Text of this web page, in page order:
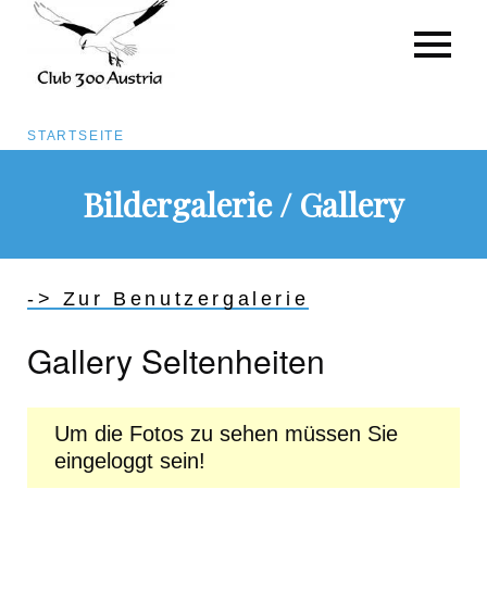
Inhalt
Pfadnavigation
STARTSEITE
Bildergalerie / Gallery
-> Zur Benutzergalerie
Gallery Seltenheiten
Um die Fotos zu sehen müssen Sie
eingeloggt sein!